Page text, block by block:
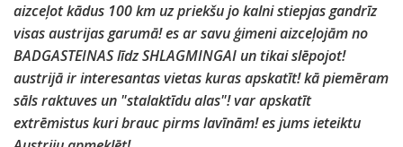
aizceļot kādus 100 km uz priekšu jo kalni stiepjas gandrīz
visas austrijas garumā! es ar savu ģimeni aizceļojām no
BADGASTEINAS līdz SHLAGMINGAI un tikai slēpojot!
austrijā ir interesantas vietas kuras apskatīt! kā piemēram
sāls raktuves un "stalaktīdu alas"! var apskatīt
extrēmistus kuri brauc pirms lavīnām! es jums ieteiktu